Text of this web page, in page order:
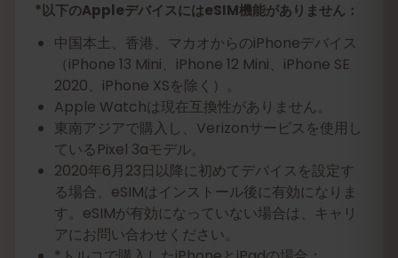
*以下のAppleデバイスにはeSIM機能がありません：
中国本土、香港、マカオからのiPhoneデバイス
（iPhone 13 Mini、iPhone 12 Mini、iPhone SE
2020、iPhone XSを除く）。
Apple Watchは現在互換性がありません。
東南アジアで購入し、Verizonサービスを使用し
ているPixel 3aモデル。
2020年6月23日以降に初めてデバイスを設定す
る場合、eSIMはインストール後に有効になりま
す。eSIMが有効になっていない場合は、キャリ
アにお問い合わせください。